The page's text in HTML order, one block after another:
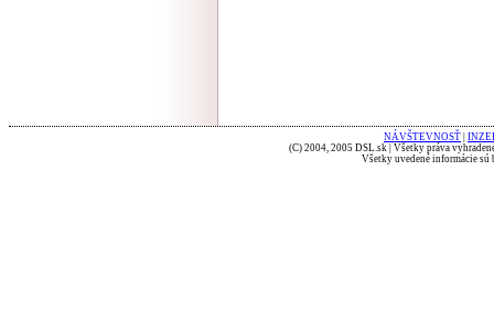
NÁVŠTEVNOSŤ
(C) 2004, 2005 DSL.sk | Všetky práva
Všetky uvedené informácie sú